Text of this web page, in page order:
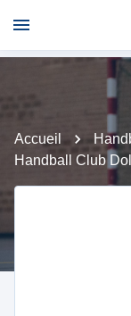
Accueil
Handball Club